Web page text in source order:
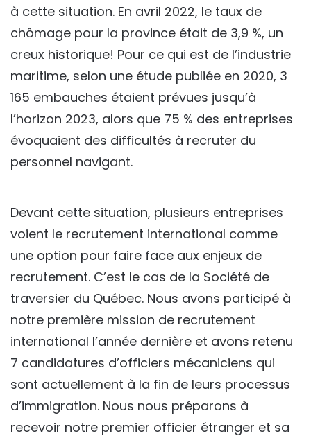
à cette situation. En avril 2022, le taux de
chômage pour la province était de 3,9 %, un
creux historique! Pour ce qui est de l’industrie
maritime, selon une étude publiée en 2020, 3
165 embauches étaient prévues jusqu’à
l’horizon 2023, alors que 75 % des entreprises
évoquaient des difficultés à recruter du
personnel navigant.
Devant cette situation, plusieurs entreprises
voient le recrutement international comme
une option pour faire face aux enjeux de
recrutement. C’est le cas de la Société de
traversier du Québec. Nous avons participé à
notre première mission de recrutement
international l’année dernière et avons retenu
7 candidatures d’officiers mécaniciens qui
sont actuellement à la fin de leurs processus
d’immigration. Nous nous préparons à
recevoir notre premier officier étranger et sa